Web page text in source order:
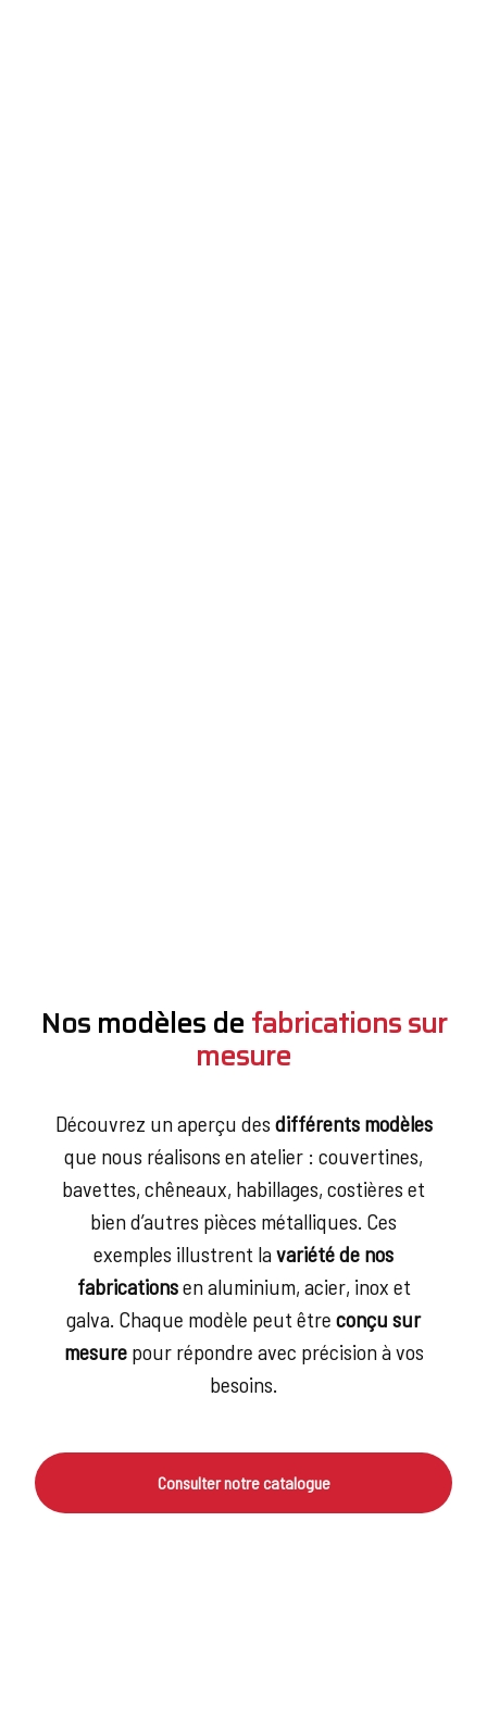
Nos modèles de fabrications sur
mesure
Découvrez un aperçu des différents modèles
que nous réalisons en atelier : couvertines,
bavettes, chêneaux, habillages, costières et
bien d’autres pièces métalliques. Ces
exemples illustrent lavariété de nos
fabricationsen aluminium, acier, inox et
galva. Chaque modèle peut être conçu sur
mesurepour répondre avec précision à vos
besoins.
Consulter notre catalogue